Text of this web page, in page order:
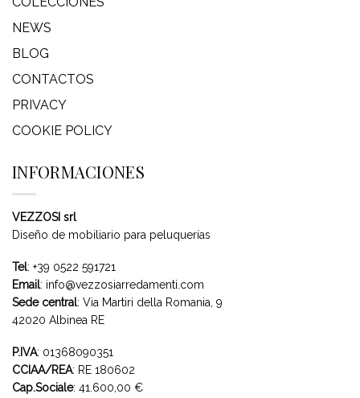
NEWS
BLOG
CONTACTOS
PRIVACY
COOKIE POLICY
INFORMACIONES
VEZZOSI srl
Diseño de mobiliario para peluquerías
Tel: +39 0522 591721
Email: info@vezzosiarredamenti.com
Sede central: Via Martiri della Romania, 9
42020 Albinea RE
P.IVA: 01368090351
CCIAA/REA: RE 180602
Cap.Sociale: 41.600,00 €